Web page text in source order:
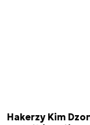
Hakerzy Kim